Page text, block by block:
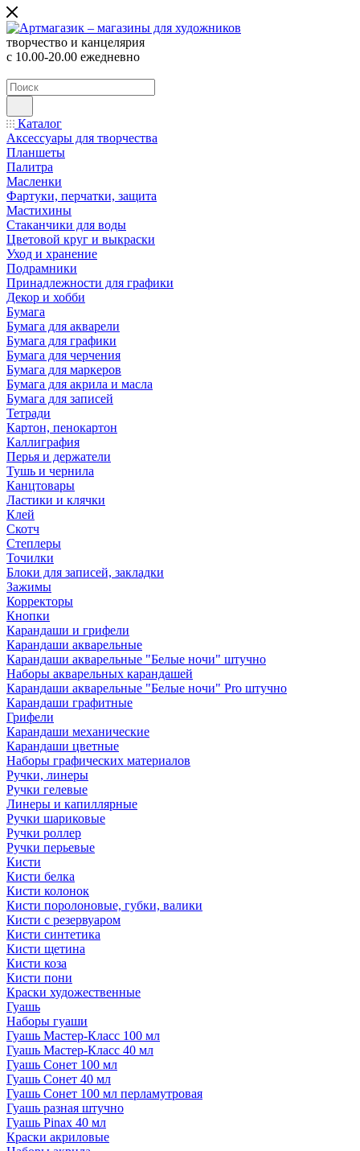
творчество и канцелярия
с 10.00-20.00 ежедневно
Каталог
Аксессуары для творчества
Планшеты
Палитра
Масленки
Фартуки, перчатки, защита
Мастихины
Стаканчики для воды
Цветовой круг и выкраски
Уход и хранение
Подрамники
Принадлежности для графики
Декор и хобби
Бумага
Бумага для акварели
Бумага для графики
Бумага для черчения
Бумага для маркеров
Бумага для акрила и масла
Бумага для записей
Тетради
Картон, пенокартон
Каллиграфия
Перья и держатели
Тушь и чернила
Канцтовары
Ластики и клячки
Клей
Скотч
Степлеры
Точилки
Блоки для записей, закладки
Зажимы
Корректоры
Кнопки
Карандаши и грифели
Карандаши акварельные
Карандаши акварельные "Белые ночи" штучно
Наборы акварельных карандашей
Карандаши акварельные "Белые ночи" Pro штучно
Карандаши графитные
Грифели
Карандаши механические
Карандаши цветные
Наборы графических материалов
Ручки, линеры
Ручки гелевые
Линеры и капиллярные
Ручки шариковые
Ручки роллер
Ручки перьевые
Кисти
Кисти белка
Кисти колонок
Кисти поролоновые, губки, валики
Кисти с резервуаром
Кисти синтетика
Кисти щетина
Кисти коза
Кисти пони
Краски художественные
Гуашь
Наборы гуаши
Гуашь Мастер-Класс 100 мл
Гуашь Мастер-Класс 40 мл
Гуашь Сонет 100 мл
Гуашь Сонет 40 мл
Гуашь Сонет 100 мл перламутровая
Гуашь разная штучно
Гуашь Pinax 40 мл
Краски акриловые